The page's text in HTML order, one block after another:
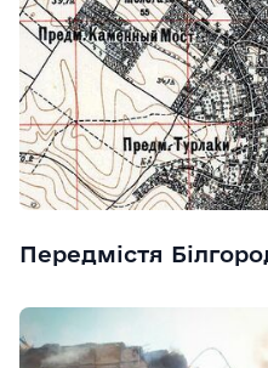
Передмістя